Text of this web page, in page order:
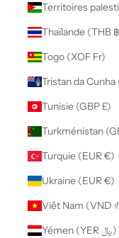
Territoires
Thaïlande (THB
Togo (XOF Fr)
Tristan da Cunha
Tunisie (GBP £)
Turkménistan
Turquie (EUR €)
Ukraine (EUR €)
Viêt Nam (VND
Yémen (YER ﷼)